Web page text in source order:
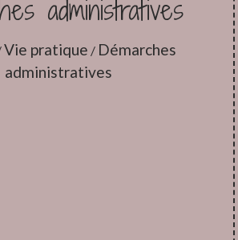
administratives
Vie pratique / Démarches
administratives